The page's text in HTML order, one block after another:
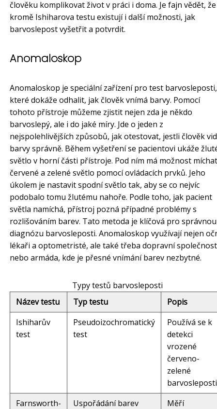
člověku komplikovat život v práci i doma. Je fajn vědět, že
kromě Ishiharova testu existují i další možnosti, jak
barvoslepost vyšetřit a potvrdit.
Anomaloskop
Anomaloskop je speciální zařízení pro test barvosleposti,
které dokáže odhalit, jak člověk vnímá barvy. Pomocí
tohoto přístroje můžeme zjistit nejen zda je někdo
barvoslepý, ale i do jaké míry. Jde o jeden z
nejspolehlivějších způsobů, jak otestovat, jestli člověk
barvy správně. Během vyšetření se pacientovi ukáže
světlo v horní části přístroje. Pod ním má možnost míchat
červené a zelené světlo pomocí ovládacích prvků. Jeho
úkolem je nastavit spodní světlo tak, aby se co nejvíc
podobalo tomu žlutému nahoře. Podle toho, jak pacient
světla namíchá, přístroj pozná případné problémy s
rozlišováním barev. Tato metoda je klíčová pro správnou
diagnózu barvosleposti. Anomaloskop využívají nejen
lékaři a optometristé, ale také třeba dopravní
nebo armáda, kde je přesné vnímání barev nezbytné.
Typy testů barvosleposti
Název testu
Typ testu
Popis
Ishiharův
test
Pseudoizochromatický
test
Používá se k
detekci
vrozené
červeno-
zelené
Farnsworth-
Uspořádání barev
Měří